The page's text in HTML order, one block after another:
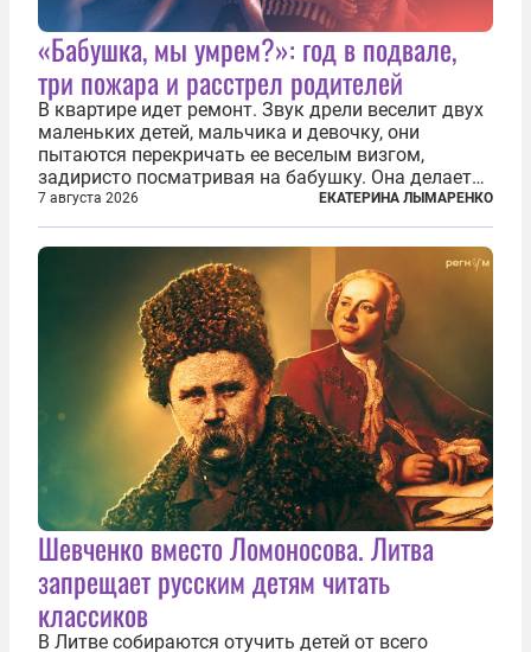
«Бабушка, мы умрем?»: год в подвале,
три пожара и расстрел родителей
В квартире идет ремонт. Звук дрели веселит двух
маленьких детей, мальчика и девочку, они
пытаются перекричать ее веселым визгом,
задиристо посматривая на бабушку. Она делает
им замечание, но внуки чувствуют, что она
сердится невсерьез. И это правда: дрель, конечно,
сверлит противно, но всё...
7 августа 2026 ЕКАТЕРИНА ЛЫМАРЕНКО
Шевченко вместо Ломоносова. Литва
запрещает русским детям читать
классиков
В Литве собираются отучить детей от всего